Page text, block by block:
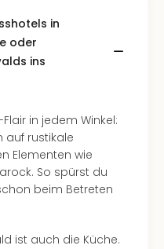
in
oder
ins
in jedem Winkel:
auf rustikale
Elementen wie
So spürst du
beim Betreten
ist auch die Küche.